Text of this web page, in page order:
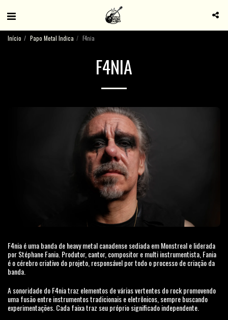
Início Papo Metal Indica F4nia
F4NIA
F4nia é uma banda de heavy metal canadense sediada em Monstreal e liderada
por Stéphane Fania. Produtor, cantor, compositor e multi instrumentista, Fania
é o cérebro criativo do projeto, responsável por todo o processo de criação da
banda.
A sonoridade do F4nia traz elementos de várias vertentes do rock promovendo
uma fusão entre instrumentos tradicionais e eletrônicos, sempre buscando
experimentações. Cada faixa traz seu próprio significado independente.